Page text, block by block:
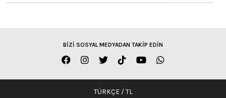
BİZİ SOSYAL MEDYADAN TAKİP EDİN
TÜRKÇE / TL